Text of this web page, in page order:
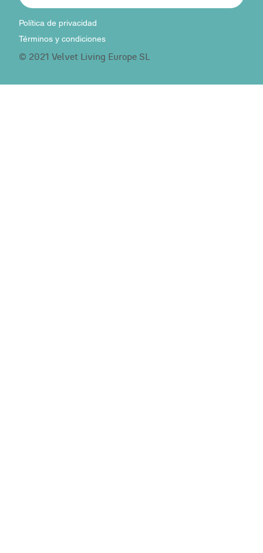
© 2021 Velvet Living Europe SL
Términos y condiciones
Política de privacidad